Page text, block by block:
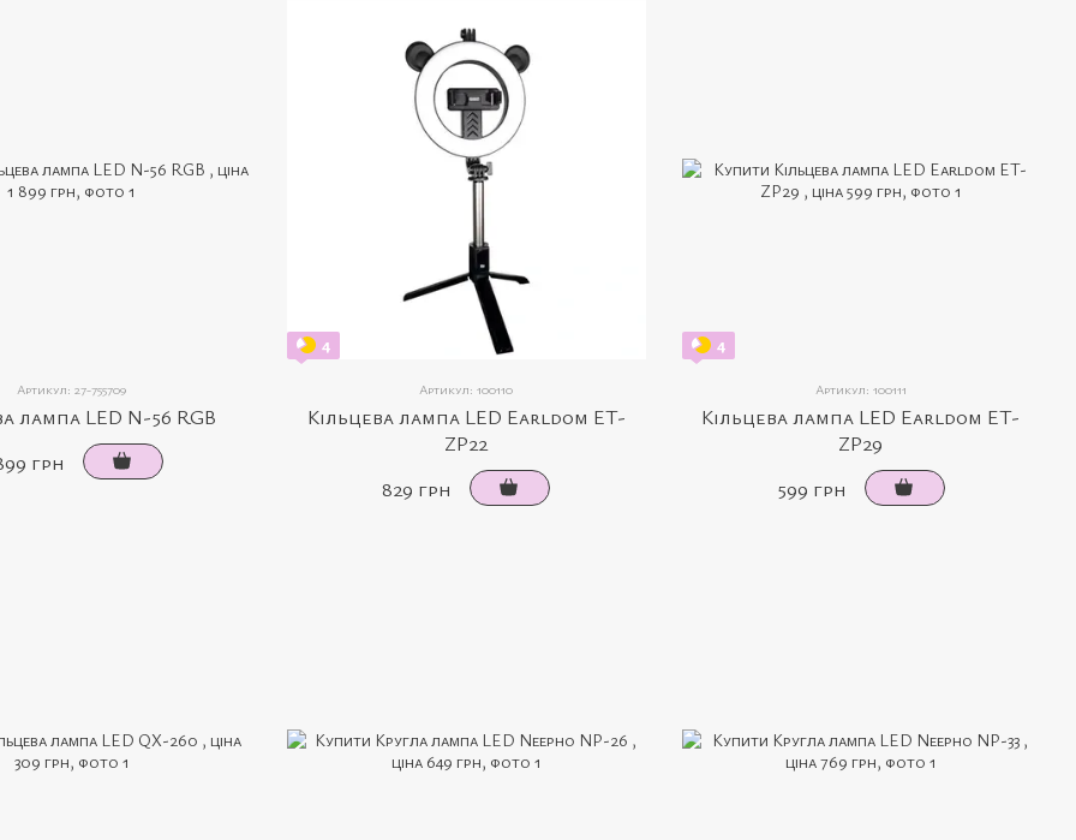
Артикул: 27-755709
лампа LED N-56 RGB
грн
4
Артикул: 100110
Кільцева лампа LED Earldom ET-
ZP22
829 грн
4
Артикул: 100111
Кільцева лампа LED Earldom ET-
ZP29
599 грн